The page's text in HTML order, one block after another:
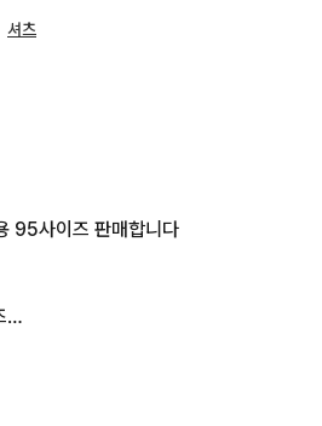
셔츠
95사이즈 판매합니다
이즈